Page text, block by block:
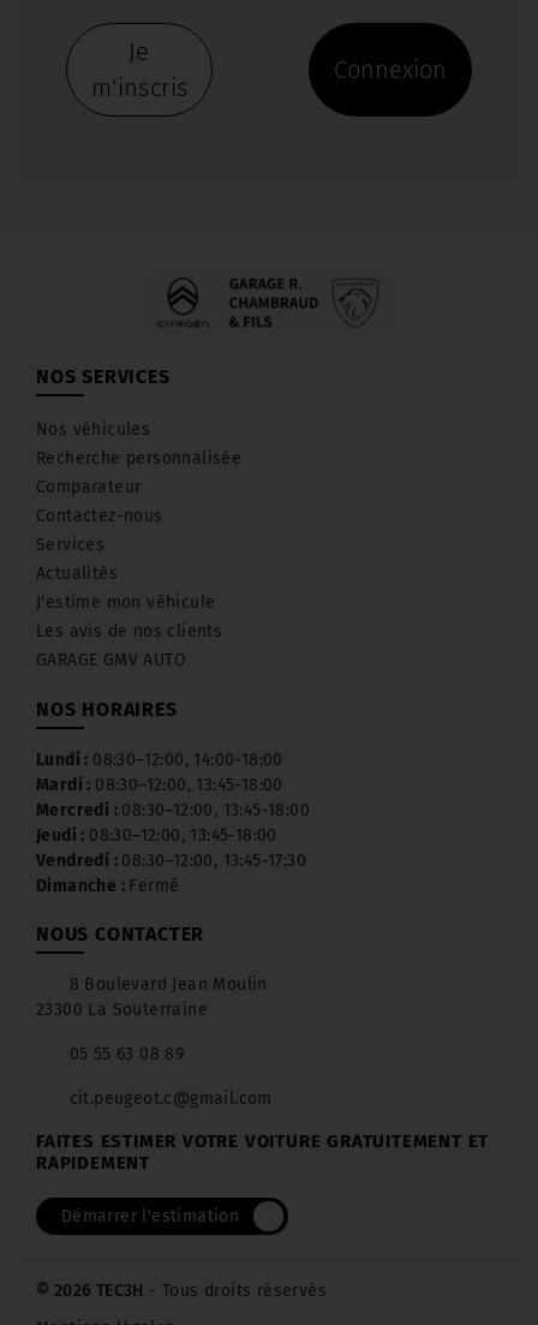
Je
m'inscris
Connexion
NOS SERVICES
Nos véhicules
Recherche personnalisée
Comparateur
Contactez-nous
Services
Actualités
J'estime mon véhicule
Les avis de nos clients
GARAGE GMV AUTO
NOS HORAIRES
Lundi : 08:30–12:00, 14:00-18:00
Mardi : 08:30–12:00, 13:45-18:00
Mercredi : 08:30–12:00, 13:45-18:00
Jeudi : 08:30–12:00, 13:45-18:00
Vendredi : 08:30–12:00, 13:45-17:30
Dimanche : Fermé
NOUS CONTACTER
8 Boulevard Jean Moulin
23300 La Souterraine
05 55 63 08 89
cit.peugeot.c@gmail.com
FAITES ESTIMER VOTRE VOITURE GRATUITEMENT ET
RAPIDEMENT
Démarrer l'estimation
© 2026 TEC3H - Tous droits réservés